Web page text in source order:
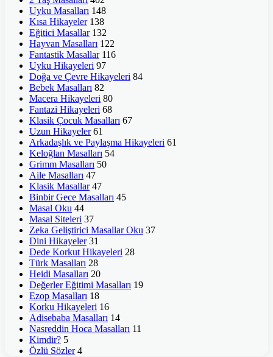
Uyku Masalları 148
Kısa Hikayeler 138
Eğitici Masallar 132
Hayvan Masalları 122
Fantastik Masallar 116
Uyku Hikayeleri 97
Doğa ve Çevre Hikayeleri 84
Bebek Masalları 82
Macera Hikayeleri 80
Fantazi Hikayeleri 68
Klasik Çocuk Masalları 67
Uzun Hikayeler 61
Arkadaşlık ve Paylaşma Hikayeleri 61
Keloğlan Masalları 54
Grimm Masalları 50
Aile Masalları 47
Klasik Masallar 47
Binbir Gece Masalları 45
Masal Oku 44
Masal Siteleri 37
Zeka Geliştirici Masallar Oku 37
Dini Hikayeler 31
Dede Korkut Hikayeleri 28
Türk Masalları 28
Heidi Masalları 20
Değerler Eğitimi Masalları 19
Ezop Masalları 18
Korku Hikayeleri 16
Adisebaba Masalları 14
Nasreddin Hoca Masalları 11
Kimdir? 5
Özlü Sözler 4